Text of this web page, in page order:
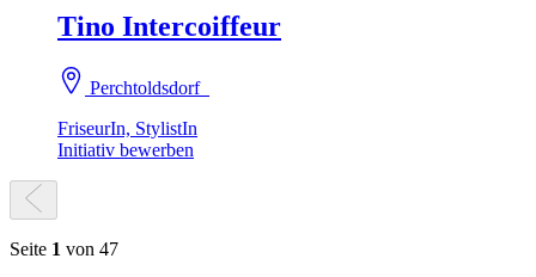
Tino Intercoiffeur
Perchtoldsdorf
FriseurIn, StylistIn
Initiativ bewerben
Seite 1 von 47